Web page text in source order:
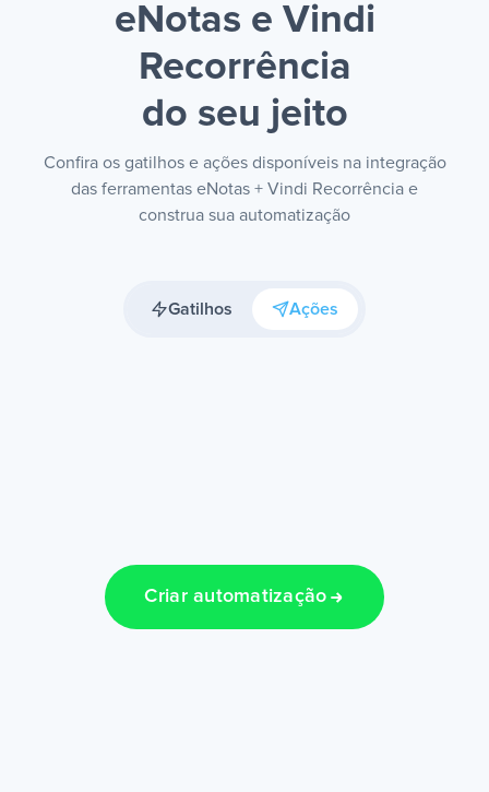
eNotas e Vindi
Recorrência
do seu jeito
Confira os gatilhos e ações disponíveis na integração
das ferramentas eNotas + Vindi Recorrência e
construa sua automatização
Gatilhos Ações
Criar automatização